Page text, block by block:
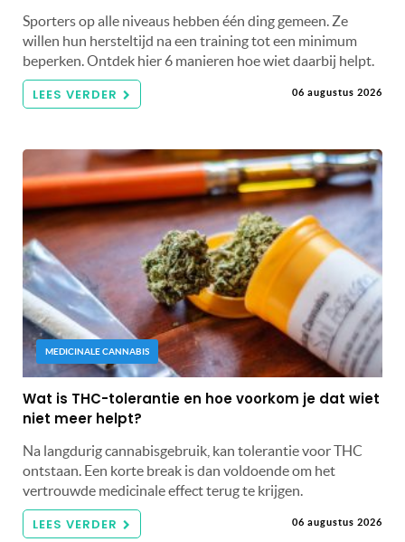
Sporters op alle niveaus hebben één ding gemeen. Ze
willen hun hersteltijd na een training tot een minimum
beperken. Ontdek hier 6 manieren hoe wiet daarbij helpt.
LEES VERDER 06 augustus 2026
MEDICINALE CANNABIS
Wat is THC-tolerantie en hoe voorkom je dat wiet
niet meer helpt?
Na langdurig cannabisgebruik, kan tolerantie voor THC
ontstaan. Een korte break is dan voldoende om het
vertrouwde medicinale effect terug te krijgen.
LEES VERDER 06 augustus 2026